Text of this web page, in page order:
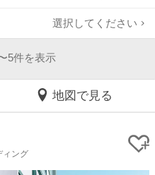
選択してください
5件を表示
地図で見る
ィング